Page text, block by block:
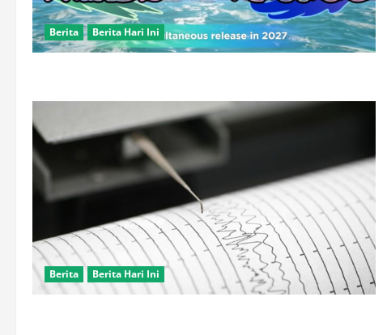
Berita Berita Hari Ini
Berita Berita Hari Ini